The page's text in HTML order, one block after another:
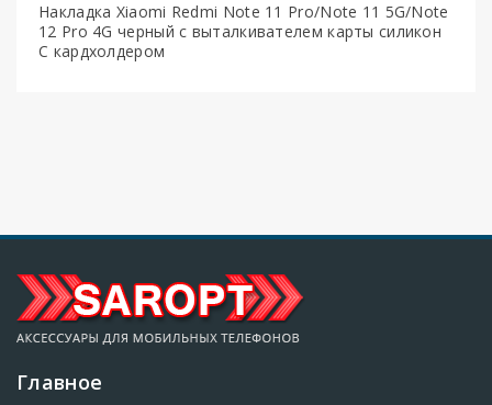
Накладка Xiaomi Redmi Note 11 Pro/Note 11 5G/Note
12 Pro 4G черный с выталкивателем карты силикон
С кардхолдером
Главное